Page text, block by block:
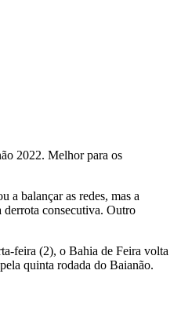
2022. Melhor para os
balançar as redes, mas a
derrota consecutiva. Outro
feira (2), o Bahia de Feira volta
quinta rodada do Baianão.